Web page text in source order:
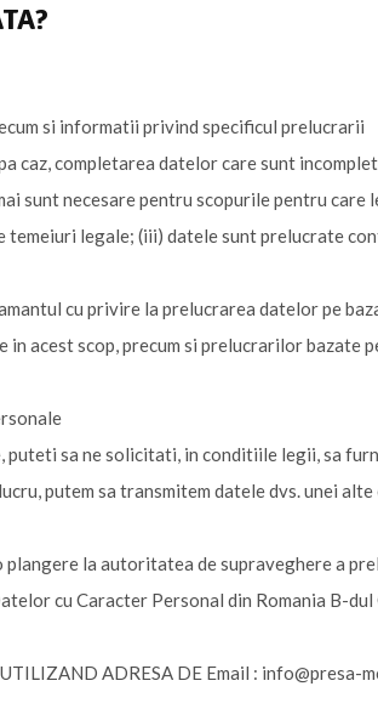
si informatii privind specificul prelucrarii
caz, completarea datelor care sunt
sunt necesare pentru scopurile pentru care
legale; (iii) datele sunt prelucrate
cu privire la prelucrarea datelor pe
acest scop, precum si prelucrarilor bazate
sa ne solicitati, in conditiile legii, sa
putem sa transmitem datele dvs. unei
la autoritatea de supraveghere a
cu Caracter Personal din Romania B-
ADRESA DE Email : info@presa-